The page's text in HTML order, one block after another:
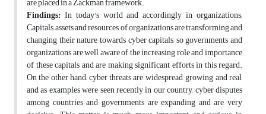
Findings: In today's world and accordingly in organizations;
Capitals, assets and resources of organizations are transforming and
changing their nature towards cyber capitals, so governments and
organizations are well aware of the increasing role and importance
of these capitals and are making significant efforts in this regard.
On the other hand, cyber threats are widespread, growing and real,
and as examples were seen recently in our country, cyber disputes
among countries and governments are expanding and are very